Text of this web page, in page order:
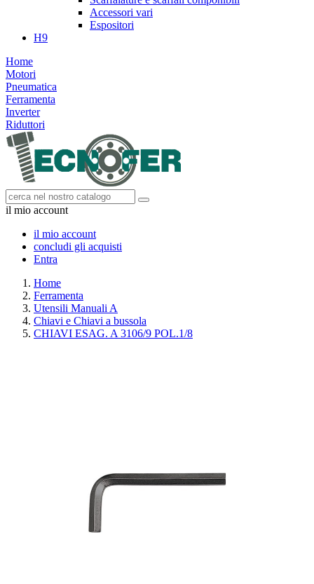
Accessori vari
Espositori
H9
Home
Motori
Pneumatica
Ferramenta
Inverter
Riduttori
il mio account
il mio account
concludi gli acquisti
Entra
Home
Ferramenta
Utensili Manuali A
Chiavi e Chiavi a bussola
CHIAVI ESAG. A 3106/9 POL.1/8